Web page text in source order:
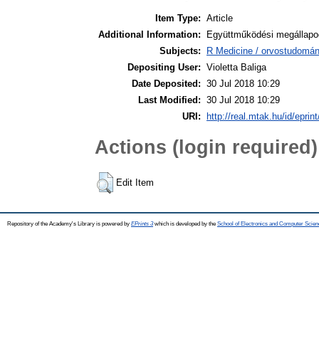
Item Type: Article
Additional Information:
Együttműködési
Subjects:
R Medicine /
Depositing User: Violetta Baliga
Date Deposited: 30 Jul 2018 10:29
Last Modified: 30 Jul 2018 10:29
URI:
http://real.mtak.hu/id/
Actions (login required)
Edit Item
Repository of the Academy's Library is powered by EPrints 3which is developed by the School of Electronics and Computer